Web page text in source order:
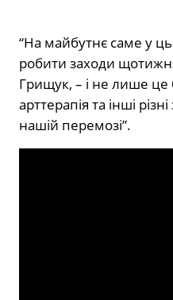
“На майбутнє саме у
робити заходи
Грищук, – і не лише це
арттерапія та інші
нашій перемозі”.